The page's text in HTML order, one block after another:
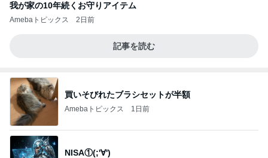
我が家の10年続くお守りアイテム
Amebaトピックス 2日前
記事を読む
買いそびれたブラシセットが半額
Amebaトピックス 1日前
NISA①(;'∀')